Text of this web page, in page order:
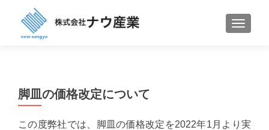
ナビゲ
脚皿の価格改定について
この度弊社では、脚皿の価格改定を2022年1月より実